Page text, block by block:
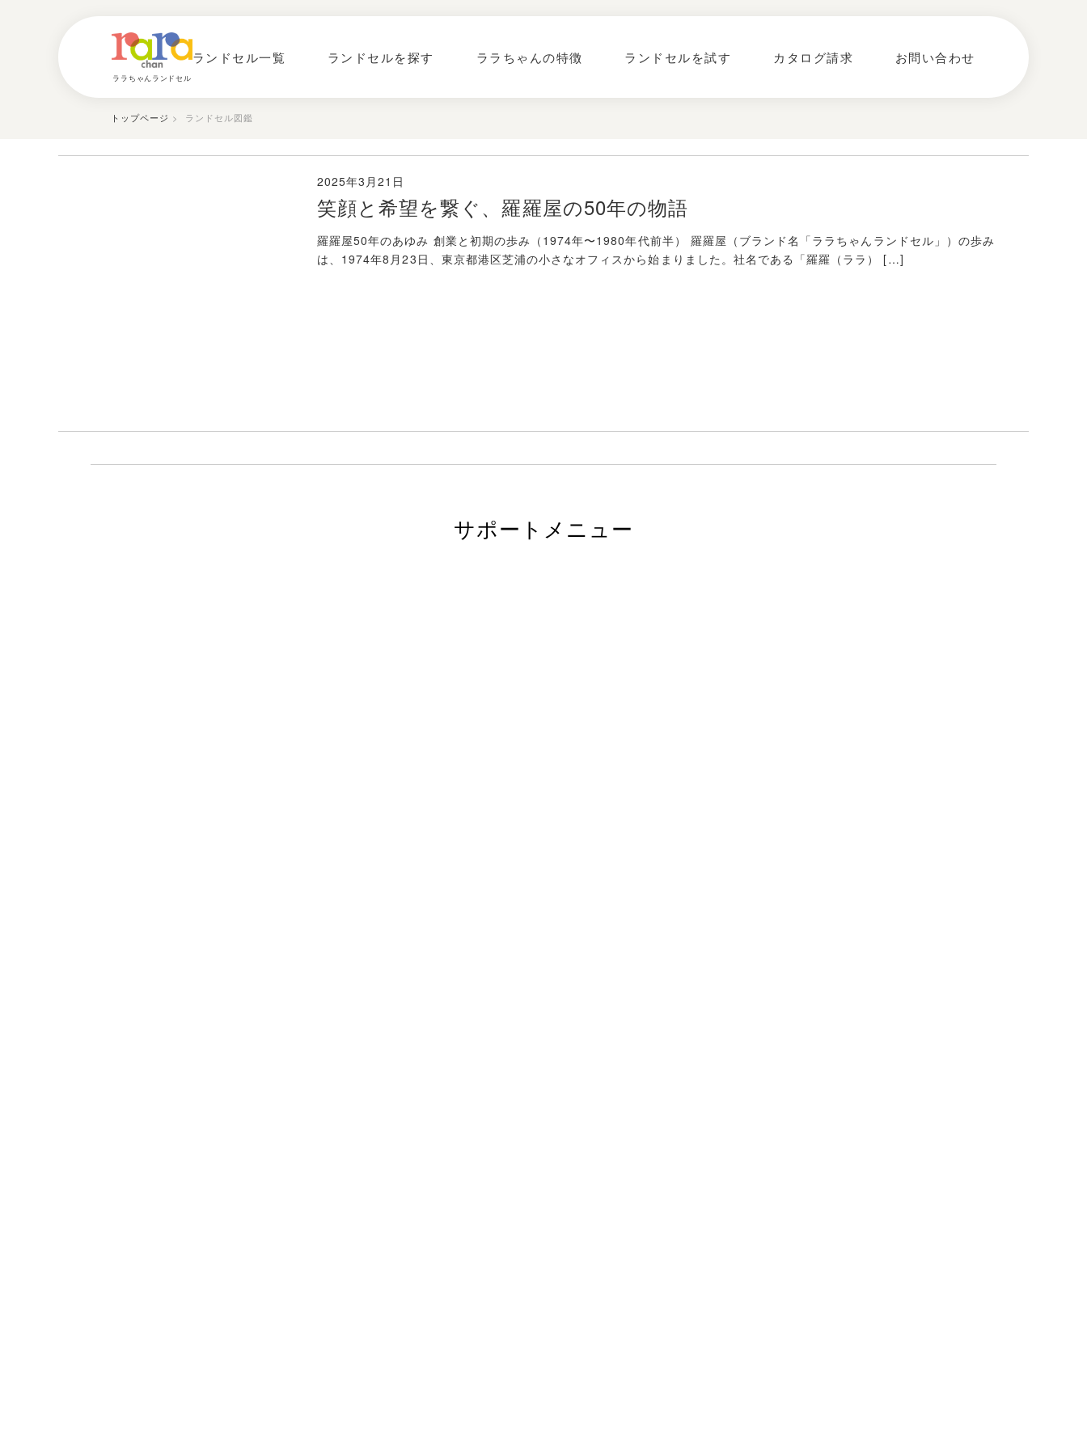
ララちゃんランドセル
ランドセル一覧 ランドセルを探す ララちゃんの特徴 ランドセルを試す カタログ請求 お問い合わせ
トップページ > ランドセル図鑑
2025年3月21日
笑顔と希望を繋ぐ、羅羅屋の50年の物語
羅羅屋50年のあゆみ 創業と初期の歩み（1974年〜1980年代前半） 羅羅屋（ブランド名「ララちゃんランドセル」）の歩み
は、1974年8月23日、東京都港区芝浦の小さなオフィスから始まりました。社名である「羅羅（ララ） […]
サポートメニュー